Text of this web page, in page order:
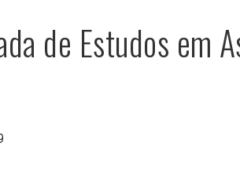
de Estudos em